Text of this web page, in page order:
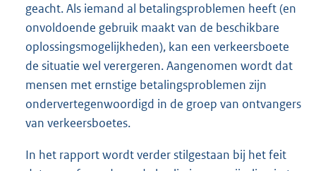
geacht. Als iemand al betalingsproblemen heeft (en
onvoldoende gebruik maakt van de beschikbare
oplossingsmogelijkheden), kan een verkeersboete
de situatie wel verergeren. Aangenomen wordt dat
mensen met ernstige betalingsproblemen zijn
ondervertegenwoordigd in de groep van ontvangers
van verkeersboetes.
In het rapport wordt verder stilgestaan bij het feit